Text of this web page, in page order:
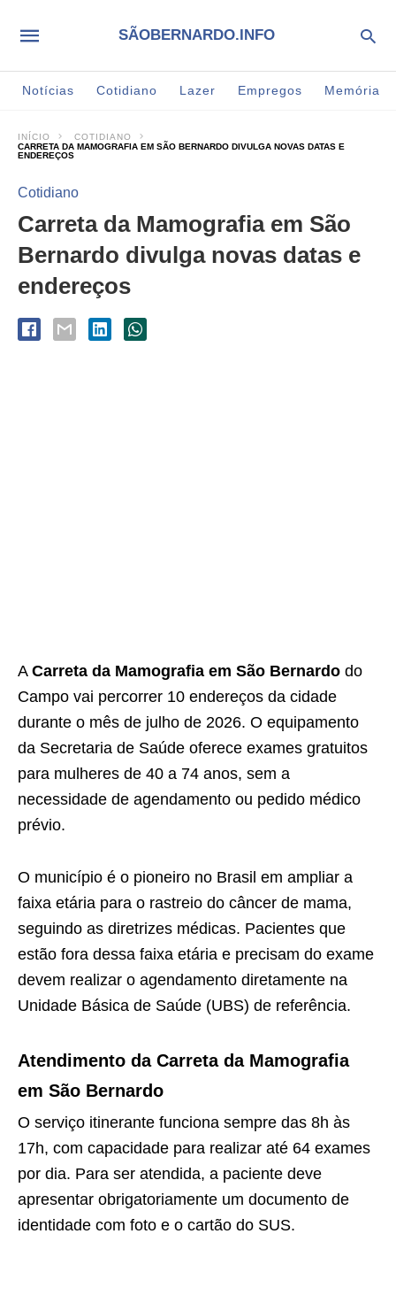
SÃOBERNARDO.INFO
Notícias Cotidiano Lazer Empregos Memória
INÍCIO
COTIDIANO
CARRETA DA MAMOGRAFIA EM SÃO BERNARDO DIVULGA NOVAS DATAS E
ENDEREÇOS
Cotidiano
Carreta da Mamografia em São
Bernardo divulga novas datas e
endereços
A Carreta da Mamografia em São Bernardo do
Campo vai percorrer 10 endereços da cidade
durante o mês de julho de 2026. O equipamento
da Secretaria de Saúde oferece exames gratuitos
para mulheres de 40 a 74 anos, sem a
necessidade de agendamento ou pedido médico
prévio.
O município é o pioneiro no Brasil em ampliar a
faixa etária para o rastreio do câncer de mama,
seguindo as diretrizes médicas. Pacientes que
estão fora dessa faixa etária e precisam do exame
devem realizar o agendamento diretamente na
Unidade Básica de Saúde (UBS) de referência.
Atendimento da Carreta da Mamografia
em São Bernardo
O serviço itinerante funciona sempre das 8h às
17h, com capacidade para realizar até 64 exames
por dia. Para ser atendida, a paciente deve
apresentar obrigatoriamente um documento de
identidade com foto e o cartão do SUS.